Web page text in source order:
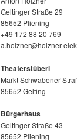
Geltinger Straße 29
85652 Pliening
+49 172 88 20 769
a.holzner@holzner-
Theaterstüberl
Markt Schwabener
85652 Gelting
Bürgerhaus
Geltinger Straße 43
85652 Pliening